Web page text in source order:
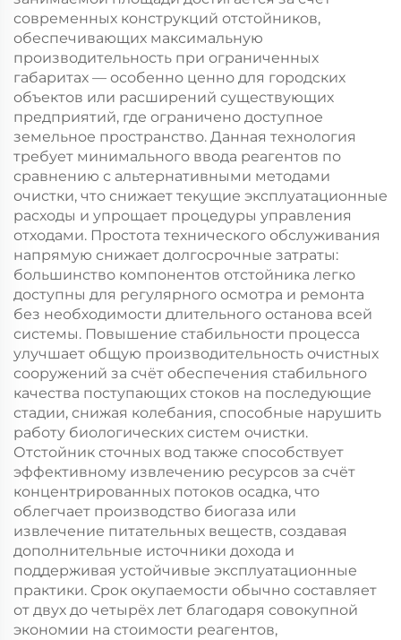
современных конструкций отстойников,
обеспечивающих максимальную
производительность при ограниченных
габаритах — особенно ценно для городских
объектов или расширений существующих
предприятий, где ограничено доступное
земельное пространство. Данная технология
требует минимального ввода реагентов по
сравнению с альтернативными методами
очистки, что снижает текущие эксплуатационные
расходы и упрощает процедуры управления
отходами. Простота технического обслуживания
напрямую снижает долгосрочные затраты:
большинство компонентов отстойника легко
доступны для регулярного осмотра и ремонта
без необходимости длительного останова всей
системы. Повышение стабильности процесса
улучшает общую производительность очистных
сооружений за счёт обеспечения стабильного
качества поступающих стоков на последующие
стадии, снижая колебания, способные нарушить
работу биологических систем очистки.
Отстойник сточных вод также способствует
эффективному извлечению ресурсов за счёт
концентрированных потоков осадка, что
облегчает производство биогаза или
извлечение питательных веществ, создавая
дополнительные источники дохода и
поддерживая устойчивые эксплуатационные
практики. Срок окупаемости обычно составляет
от двух до четырёх лет благодаря совокупной
экономии на стоимости реагентов,